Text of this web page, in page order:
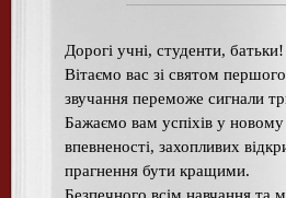
Дорогі учні, студенти,
Вітаємо вас зі святом
звучання переможе сигнали
Бажаємо вам успіхів у
впевненості, захопливих
прагнення бути кращими.
Безпечного всім навчання та